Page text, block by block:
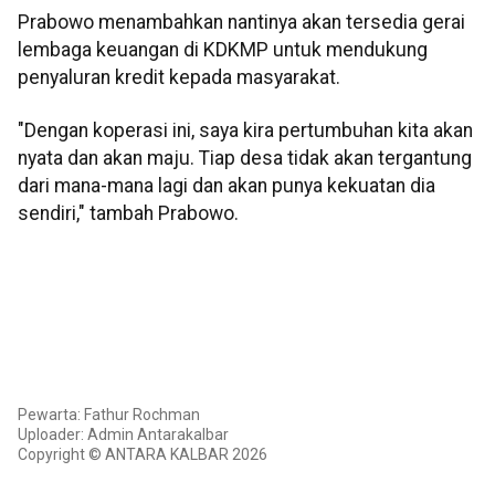
Prabowo menambahkan nantinya akan tersedia gerai
lembaga keuangan di KDKMP untuk mendukung
penyaluran kredit kepada masyarakat.
"Dengan koperasi ini, saya kira pertumbuhan kita akan
nyata dan akan maju. Tiap desa tidak akan tergantung
dari mana-mana lagi dan akan punya kekuatan dia
sendiri," tambah Prabowo.
Pewarta: Fathur Rochman
Uploader: Admin Antarakalbar
Copyright © ANTARA KALBAR 2026